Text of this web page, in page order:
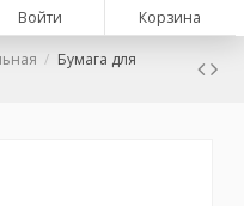
Войти Корзина
Бумага для